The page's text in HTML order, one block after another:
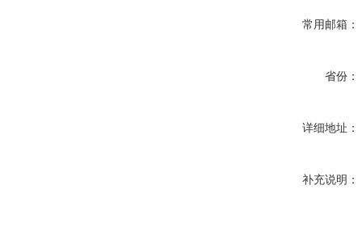
常用邮箱：
省份：
详细地址：
补充说明：